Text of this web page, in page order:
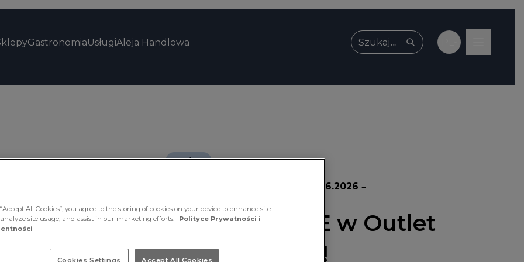
GastronomiaUsługiAleja Handlowa
Wpisz, czego szukasz
outdoor
15.06.2026 –
Trespass SALE w Outlet
Park Szczecin!
All Cookies”, you agree to the storing of cookies on your device to enhance site
site usage, and assist in our marketing efforts.
Polityce Prywatności i
Cookies Settings Accept All Cookies